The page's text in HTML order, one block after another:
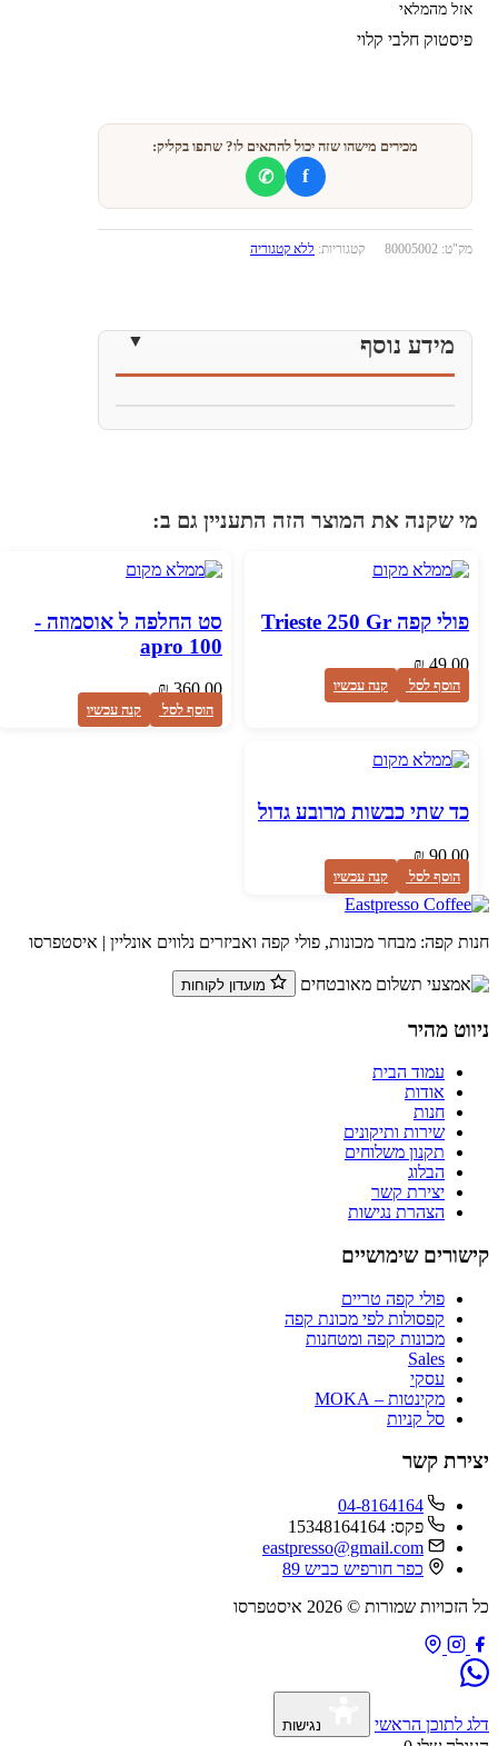
שקנה את המוצר הזה התעניין גם ב:
פולי קפה Trieste 250 Gr
₪49.00
הוסף לסל קנה עכשיו
סט החלפה ל אוסמוזה -
apro 100
₪360.00
הוסף לסל קנה עכשיו
כד שתי כבשות מרובע גדול
₪90.00
הוסף לסל קנה עכשיו
אזל מהמלאי
פיסטוק חלבי קלוי
מכירים מישהו שזה יכול להתאים לו? שתפו בקליק:
✆
מק"ט:80005002 קטגוריות:ללא קטגוריה
מידע נוסף
קפה: מבחר מכונות, פולי קפה ואביזרים נלווים אונליין | איסטפרסו
מהיר
עמוד הבית
אודות
חנות
שירות ותיקונים
תקנון משלוחים
הבלוג
יצירת קשר
הצהרת נגישות
שימושיים
פולי קפה טריים
קפסולות לפי מכונת קפה
מכונות קפה ומטחנות
Sales
עסקי
מקינטות – MOKA
סל קניות
קשר
04-8164164
פקס: 15348164164
eastpresso@gmail.com
כפר חורפיש כביש 89
שמורות © 2026 איסטפרסו
לתוכן הראשי נגישות